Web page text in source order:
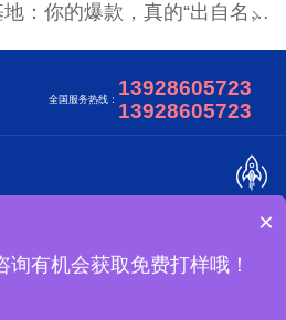
你的爆款，真的“出自名门”吗？
全国服务热线： 13928605723
13928605723
有限公司 版权所有
怎么定制？
×
有机会获取免费打样哦！